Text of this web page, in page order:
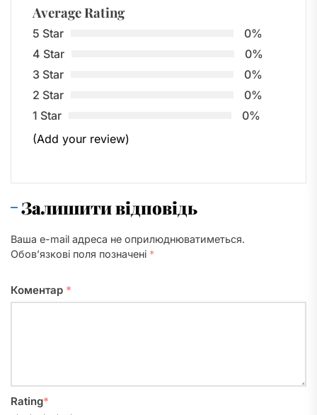
Average Rating
5 Star
0%
4 Star
0%
3 Star
0%
2 Star
0%
1 Star
0%
(Add your review)
Залишити відповідь
Ваша e-mail адреса не оприлюднюватиметься.
Обов’язкові поля позначені *
Коментар *
Rating*